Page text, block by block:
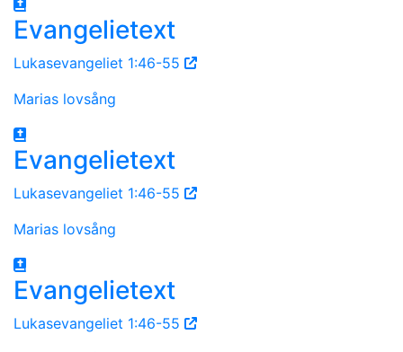
Evangelietext
Lukasevangeliet 1:46-55
Marias lovsång
Evangelietext
Lukasevangeliet 1:46-55
Marias lovsång
Evangelietext
Lukasevangeliet 1:46-55